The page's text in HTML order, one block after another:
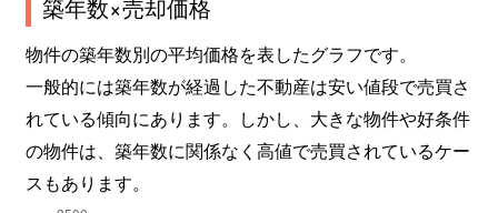
築年数×売却価格
物件の築年数別の平均価格を表したグラフです。
一般的には築年数が経過した不動産は安い値段で売買さ
れている傾向にあります。しかし、大きな物件や好条件
の物件は、築年数に関係なく高値で売買されているケー
スもあります。